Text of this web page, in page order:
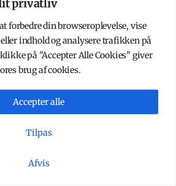
privatliv
forbedre din browseroplevelse, vise
indhold og analysere trafikken på
klikke på "Accepter Alle Cookies" giver
brug af cookies.
Tilpas
Afvis
Accepter alle
Køb abonnement
Ydelser
Mest stillede spørgsmål
Om Bootstrapping
Kontakt redaktionen
Nyhedsbrev